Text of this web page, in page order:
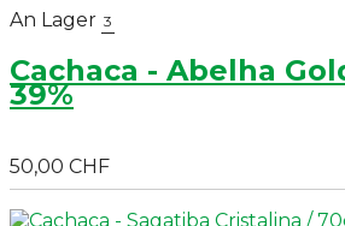
An Lager 3
Cachaca - Abelha
39%
50,00 CHF